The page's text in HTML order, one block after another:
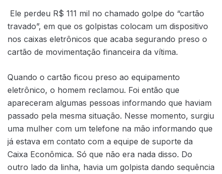
Ele perdeu R$ 111 mil no chamado golpe do “cartão
travado”, em que os golpistas colocam um dispositivo
nos caixas eletrônicos que acaba segurando preso o
cartão de movimentação financeira da vítima.
Quando o cartão ficou preso ao equipamento
eletrônico, o homem reclamou. Foi então que
apareceram algumas pessoas informando que haviam
passado pela mesma situação. Nesse momento, surgiu
uma mulher com um telefone na mão informando que
já estava em contato com a equipe de suporte da
Caixa Econômica. Só que não era nada disso. Do
outro lado da linha, havia um golpista dando sequência